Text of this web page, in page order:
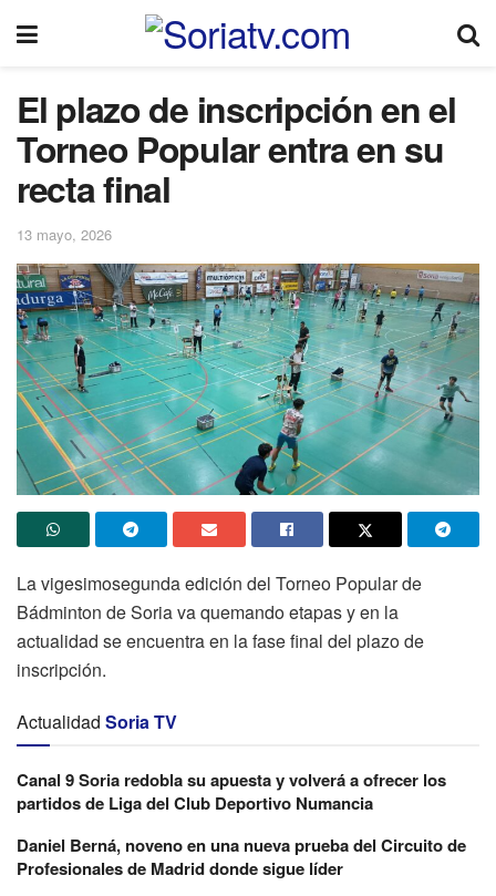
El plazo de inscripción en el
Torneo Popular entra en su
recta final
13 mayo, 2026
La vigesimosegunda edición del Torneo Popular de
Bádminton de Soria va quemando etapas y en la
actualidad se encuentra en la fase final del plazo de
inscripción.
Actualidad Soria TV
Canal 9 Soria redobla su apuesta y volverá a ofrecer los
partidos de Liga del Club Deportivo Numancia
Daniel Berná, noveno en una nueva prueba del Circuito de
Profesionales de Madrid donde sigue líder